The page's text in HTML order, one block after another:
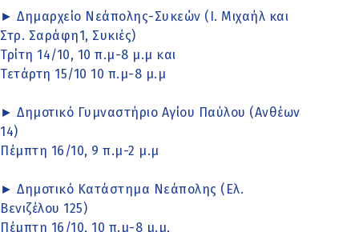
► Δημαρχείο Νεάπολης-Συκεών (Ι. Μιχαήλ και
Στρ. Σαράφη1, Συκιές)
Τρίτη 14/10, 10 π.μ-8 μ.μ και
Τετάρτη 15/10 10 π.μ-8 μ.μ
► Δημοτικό Γυμναστήριο Αγίου Παύλου (Ανθέων
14)
Πέμπτη 16/10, 9 π.μ-2 μ.μ
► Δημοτικό Κατάστημα Νεάπολης (Ελ.
Βενιζέλου 125)
Πέμπτη 16/10, 10 π.μ-8 μ.μ,